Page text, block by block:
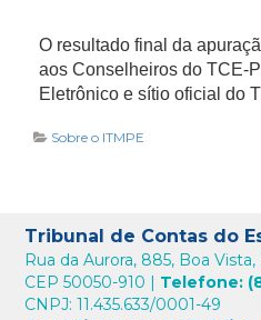
O resultado final da
aos Conselheiros do TCE-
Eletrônico e sítio oficial do
Sobre o ITMPE
Tribunal de Contas do
Rua da Aurora, 885, Boa
CEP 50050-910 | Telefone:
CNPJ: 11.435.633/0001-49